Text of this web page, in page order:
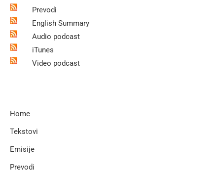
Prevodi
English Summary
Audio podcast
iTunes
Video podcast
Home
Tekstovi
Emisije
Prevodi